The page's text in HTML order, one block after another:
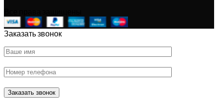
Заказать звонок